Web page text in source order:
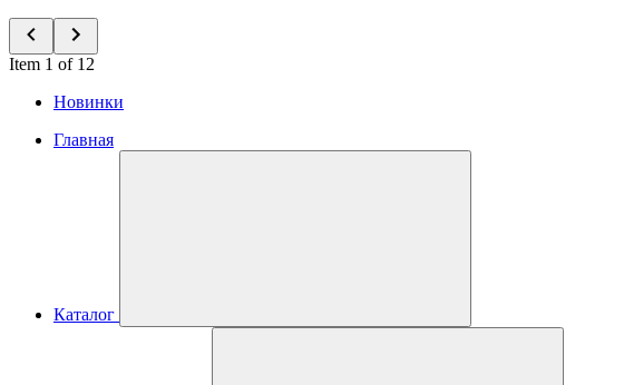
Item 1 of 12
Новинки
Главная
Каталог